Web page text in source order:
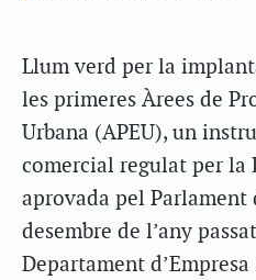
Llum verd per la
les primeres Àrees de
Urbana (APEU), un
comercial regulat per la
aprovada pel Parlament
desembre de l’any
Departament